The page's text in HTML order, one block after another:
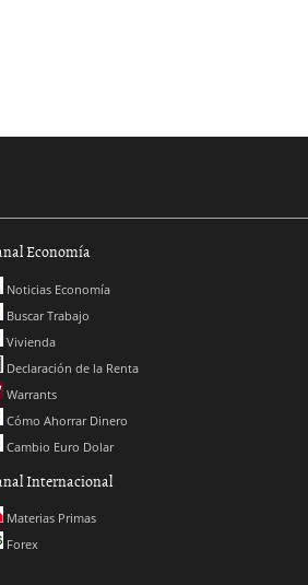
Economía
Noticias Economía
Buscar Trabajo
Vivienda
Declaración de la Renta
Warrants
Cómo Ahorrar Dinero
Cambio Euro Dolar
Internacional
Materias Primas
Forex